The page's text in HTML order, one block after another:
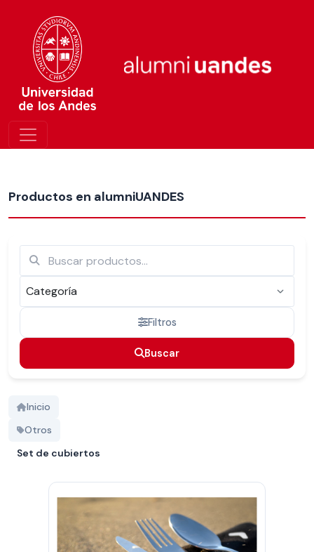
Productos en alumniUANDES
Filtros
Buscar
Inicio
Otros
Set de cubiertos